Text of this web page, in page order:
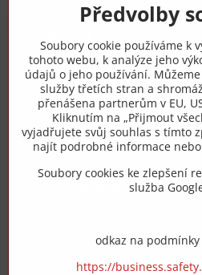
+420 775 973 319
info​@zipzop​.cz
Objednávky
Vše k nákupu
Předvolby
Soubory cookie používáme k
tohoto webu, k analýze jeho
údajů o jeho používání.
služby třetích stran a
přenášena partnerům v EU,
Kliknutím na „Přijmout
vyjadřujete svůj souhlas s tímto
najít podrobné informace
Soubory cookies ke zlepšení
služba
odkaz na
https://